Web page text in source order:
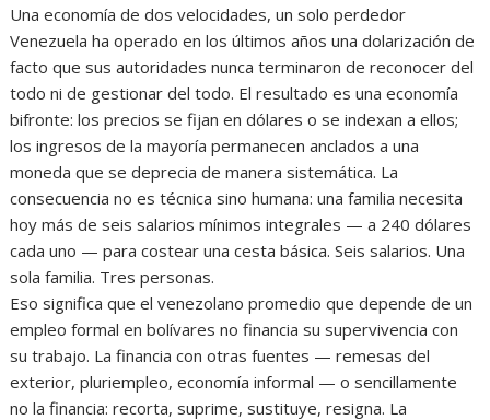
‎Una economía de dos velocidades, un solo perdedor
‎Venezuela ha operado en los últimos años una dolarización de
facto que sus autoridades nunca terminaron de reconocer del
todo ni de gestionar del todo. El resultado es una economía
bifronte: los precios se fijan en dólares o se indexan a ellos;
los ingresos de la mayoría permanecen anclados a una
moneda que se deprecia de manera sistemática. La
consecuencia no es técnica sino humana: una familia necesita
hoy más de seis salarios mínimos integrales — a 240 dólares
cada uno — para costear una cesta básica. Seis salarios. Una
sola familia. Tres personas.
‎Eso significa que el venezolano promedio que depende de un
empleo formal en bolívares no financia su supervivencia con
su trabajo. La financia con otras fuentes — remesas del
exterior, pluriempleo, economía informal — o sencillamente
no la financia: recorta, suprime, sustituye, resigna. La